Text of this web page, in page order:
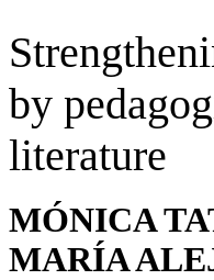
by
literature
MÓNICA
MARÍA